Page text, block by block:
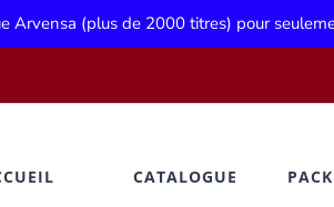
Arvensa (plus de 2000 titres) pour
CATALOGUE